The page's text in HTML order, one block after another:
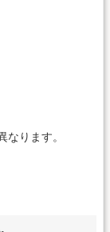
ります。